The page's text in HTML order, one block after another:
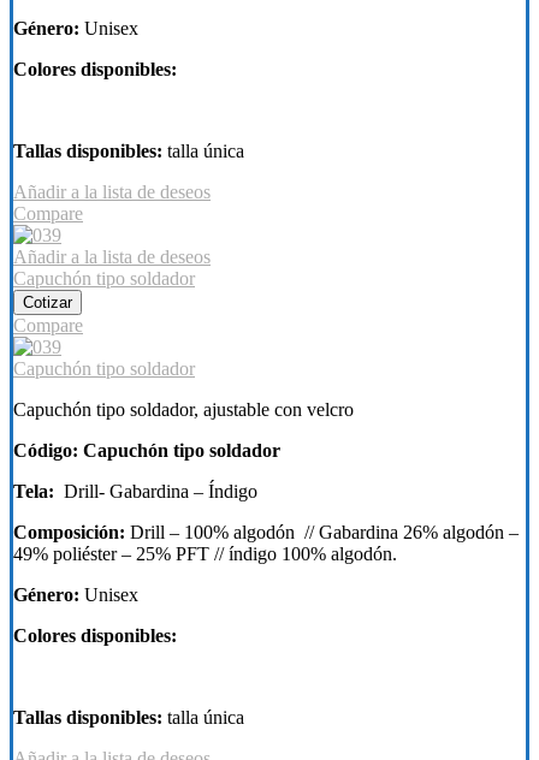
Género: Unisex
Colores disponibles:
Tallas disponibles: talla única
Añadir a la lista de deseos
Compare
Añadir a la lista de deseos
Capuchón tipo soldador
Cotizar
Compare
Capuchón tipo soldador
Capuchón tipo soldador, ajustable con velcro
Código: Capuchón tipo soldador
Tela: Drill- Gabardina – Índigo
Composición: Drill – 100% algodón // Gabardina 26% algodón –
49% poliéster – 25% PFT // índigo 100% algodón.
Género: Unisex
Colores disponibles:
Tallas disponibles: talla única